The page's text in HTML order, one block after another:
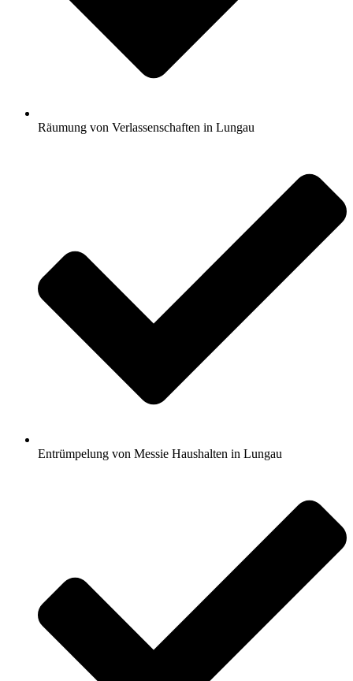
Räumung von Verlassenschaften in Lungau
Entrümpelung von Messie Haushalten in Lungau